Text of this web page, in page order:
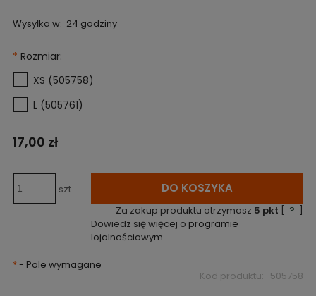
Wysyłka w: 24 godziny
* Rozmiar:
XS (505758)
L (505761)
17,00 zł
szt. DO KOSZYKA
Za zakup produktu otrzymasz 5 pkt [ ? ]
Dowiedz się więcej o programie
lojalnościowym
*- Pole wymagane
Kod produktu: 505758